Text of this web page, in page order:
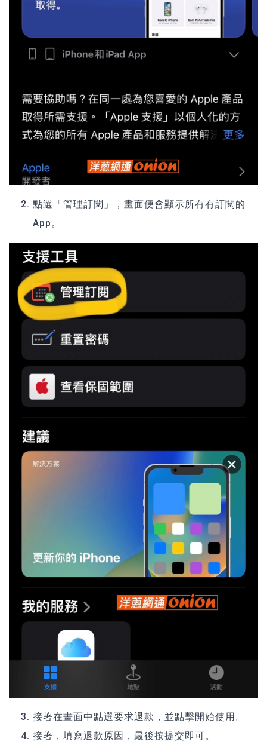
點選「管理訂閱」，畫面便會顯示所有有訂閱的
App。
接著在畫面中點選要求退款，並點擊開始使用。
接著，填寫退款原因，最後按提交即可。